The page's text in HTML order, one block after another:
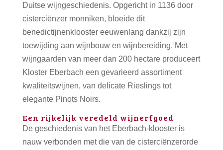
Duitse wijngeschiedenis. Opgericht in 1136 door
cisterciënzer monniken, bloeide dit
benedictijnenklooster eeuwenlang dankzij zijn
toewijding aan wijnbouw en wijnbereiding. Met
wijngaarden van meer dan 200 hectare produceert
Kloster Eberbach een gevarieerd assortiment
kwaliteitswijnen, van delicate Rieslings tot
elegante Pinots Noirs.
Een rijkelijk veredeld wijnerfgoed
De geschiedenis van het Eberbach-klooster is
nauw verbonden met die van de cisterciënzerorde